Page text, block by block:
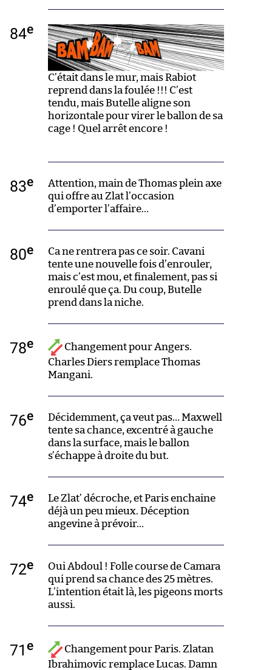
84e
C’était dans le mur, mais Rabiot
reprend dans la foulée !!! C’est
tendu, mais Butelle aligne son
horizontale pour virer le ballon de sa
cage ! Quel arrêt encore !
83e
Attention, main de Thomas plein axe
qui offre au Zlat l’occasion
d’emporter l’affaire…
80e
Ca ne rentrera pas ce soir. Cavani
tente une nouvelle fois d’enrouler,
mais c’est mou, et finalement, pas si
enroulé que ça. Du coup, Butelle
prend dans la niche.
78e
Changement pour Angers.
Charles Diers remplace Thomas
Mangani.
76e
Décidemment, ça veut pas… Maxwell
tente sa chance, excentré à gauche
dans la surface, mais le ballon
s’échappe à droite du but.
74e
Le Zlat’ décroche, et Paris enchaine
déjà un peu mieux. Déception
angevine à prévoir…
72e
Oui Abdoul ! Folle course de Camara
qui prend sa chance des 25 mètres.
L’intention était là, les pigeons morts
aussi.
71 e
Changement pour Paris. Zlatan
Ibrahimovic remplace Lucas. Damn